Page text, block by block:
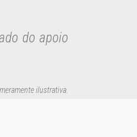
do apoio
ilustrativa